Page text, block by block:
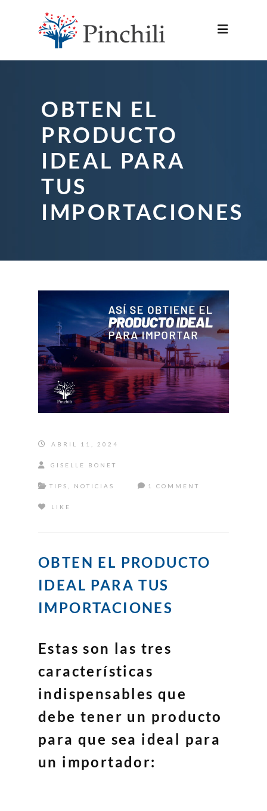
OBTEN EL
PRODUCTO
IDEAL PARA
TUS
IMPORTACIONES
ABRIL 11, 2024
GISELLE BONET
TIPS NOTICIAS 1 COMMENT
LIKE
OBTEN EL PRODUCTO
IDEAL PARA TUS
IMPORTACIONES
Estas son las tres
características
indispensables que
debe tener un producto
para que sea ideal para
un importador: